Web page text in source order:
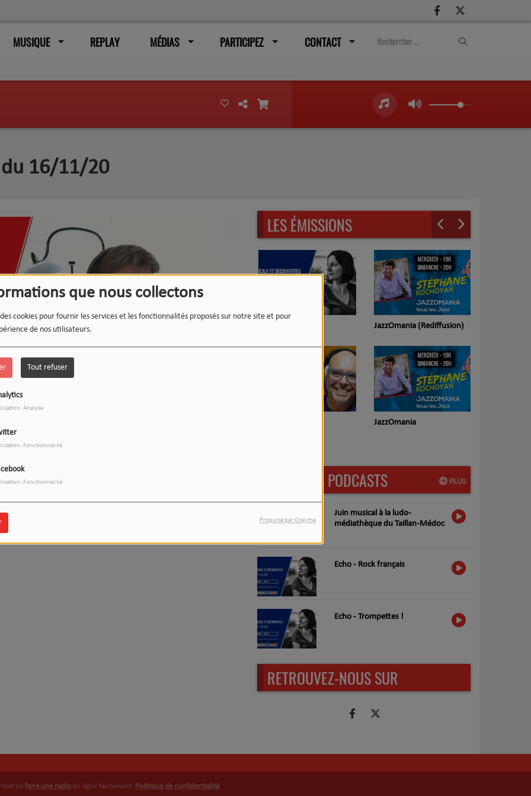
que nous collectons
cookies pour fournir les services et les fonctionnalités proposés sur notre site et pour
de nos utilisateurs.
Tout refuser
Analyse
Fonctionnalité
Fonctionnalité
Propulsé par Orejime
MUSIQUE REPLAY MÉDIAS PARTICIPEZ CONTACT
du 16/11/20
votre journée
LES ÉMISSIONS
JazzOmania (Rediffusion)
JazzOmania
PLUS
DERNIERS PODCASTS
Juin musical à la ludo-
médiathèque du Taillan-Médoc
Echo - Rock français
Echo - Trompettes !
RETROUVEZ-NOUS SUR
de faire une radio en ligne facilement. Politique de confidentialité